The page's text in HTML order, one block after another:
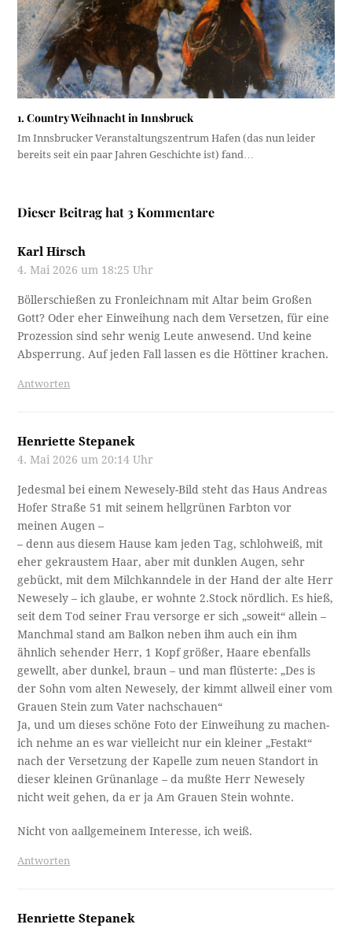
1. Country Weihnacht in Innsbruck
Im Innsbrucker Veranstaltungszentrum Hafen (das nun leider
bereits seit ein paar Jahren Geschichte ist) fand…
Dieser Beitrag hat 3 Kommentare
Karl Hirsch
4. Mai 2026 um 18:25 Uhr
Böllerschießen zu Fronleichnam mit Altar beim Großen
Gott? Oder eher Einweihung nach dem Versetzen, für eine
Prozession sind sehr wenig Leute anwesend. Und keine
Absperrung. Auf jeden Fall lassen es die Höttiner krachen.
Antworten
Henriette Stepanek
4. Mai 2026 um 20:14 Uhr
Jedesmal bei einem Newesely-Bild steht das Haus Andreas
Hofer Straße 51 mit seinem hellgrünen Farbton vor
meinen Augen –
– denn aus diesem Hause kam jeden Tag, schlohweiß, mit
eher gekraustem Haar, aber mit dunklen Augen, sehr
gebückt, mit dem Milchkanndele in der Hand der alte Herr
Newesely – ich glaube, er wohnte 2.Stock nördlich. Es hieß,
seit dem Tod seiner Frau versorge er sich „soweit“ allein –
Manchmal stand am Balkon neben ihm auch ein ihm
ähnlich sehender Herr, 1 Kopf größer, Haare ebenfalls
gewellt, aber dunkel, braun – und man flüsterte: „Des is
der Sohn vom alten Newesely, der kimmt allweil einer vom
Grauen Stein zum Vater nachschauen“
Ja, und um dieses schöne Foto der Einweihung zu machen-
ich nehme an es war vielleicht nur ein kleiner „Festakt“
nach der Versetzung der Kapelle zum neuen Standort in
dieser kleinen Grünanlage – da mußte Herr Newesely
nicht weit gehen, da er ja Am Grauen Stein wohnte.
Nicht von aallgemeinem Interesse, ich weiß.
Antworten
Henriette Stepanek